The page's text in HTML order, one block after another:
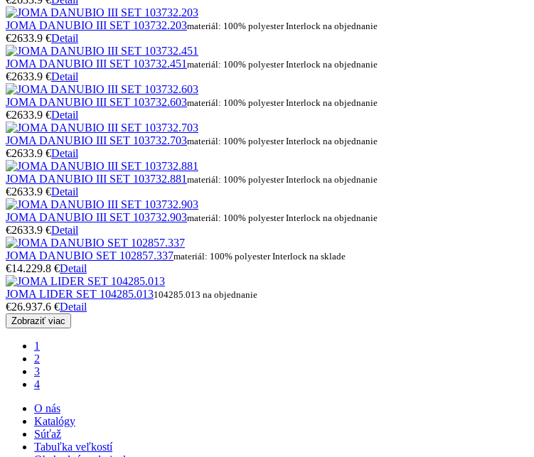
JOMA DANUBIO III SET 103732.203materiál: 100% polyester Interlock na objednanie
€2633.9 €Detail
JOMA DANUBIO III SET 103732.451 materiál: 100% polyester Interlock na objednanie
€2633.9 €Detail
JOMA DANUBIO III SET 103732.603materiál: 100% polyester Interlock na objednanie
€2633.9 €Detail
JOMA DANUBIO III SET 103732.703materiál: 100% polyester Interlock na objednanie
€2633.9 €Detail
JOMA DANUBIO III SET 103732.881 materiál: 100% polyester Interlock na objednanie
€2633.9 €Detail
JOMA DANUBIO III SET 103732.903materiál: 100% polyester Interlock na objednanie
€2633.9 €Detail
JOMA DANUBIO SET 102857.337materiál: 100% polyester Interlock na sklade
€14.229.8 €Detail
JOMA LIDER SET 104285.013104285.013 na objednanie
€26.937.6 €Detail
Zobraziť viac
1
2
3
4
O nás
Katalógy
Súťaž
Tabuľka veľkostí